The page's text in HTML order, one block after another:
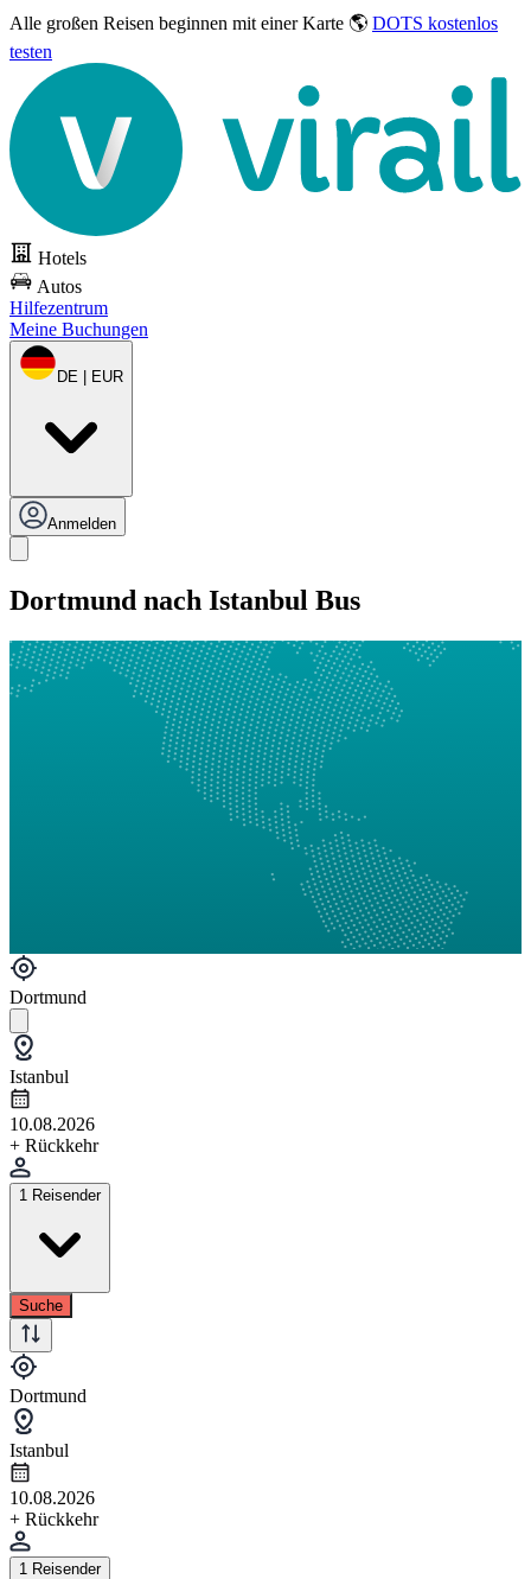
Alle großen Reisen beginnen mit einer Karte 🌎 DOTS kostenlos
testen
Hotels
Autos
Hilfezentrum
Meine Buchungen
DE | EUR
Anmelden
Dortmund nach Istanbul Bus
Dortmund
Istanbul
10.08.2026
+ Rückkehr
1 Reisender
Suche
Dortmund
Istanbul
10.08.2026
+ Rückkehr
1 Reisender